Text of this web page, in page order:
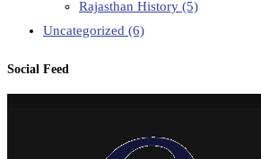
Rajasthan History (5)
Uncategorized (6)
Social Feed